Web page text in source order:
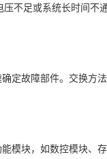
不足或系统长时间不
定故障部件。交换方
模块，如数控模块、存